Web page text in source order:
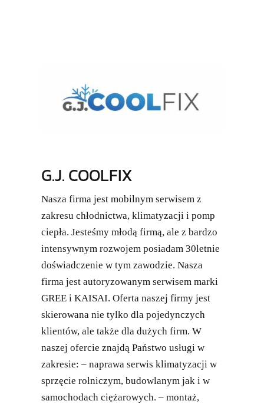
G.J. COOLFIX
Nasza firma jest mobilnym serwisem z
zakresu chłodnictwa, klimatyzacji i pomp
ciepła. Jesteśmy młodą firmą, ale z bardzo
intensywnym rozwojem posiadam 30letnie
doświadczenie w tym zawodzie. Nasza
firma jest autoryzowanym serwisem marki
GREE i KAISAI. Oferta naszej firmy jest
skierowana nie tylko dla pojedynczych
klientów, ale także dla dużych firm. W
naszej ofercie znajdą Państwo usługi w
zakresie: – naprawa serwis klimatyzacji w
sprzęcie rolniczym, budowlanym jak i w
samochodach ciężarowych. – montaż,